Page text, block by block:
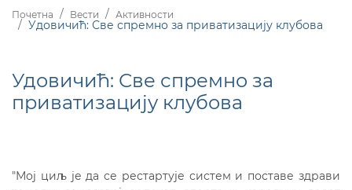
Почетна Вести Активности
Удовичић: Све спремно за приватизацију клубова
Удовичић: Све спремно за
приватизацију клубова
"Мој циљ је да се рестартује систем и поставе здрави